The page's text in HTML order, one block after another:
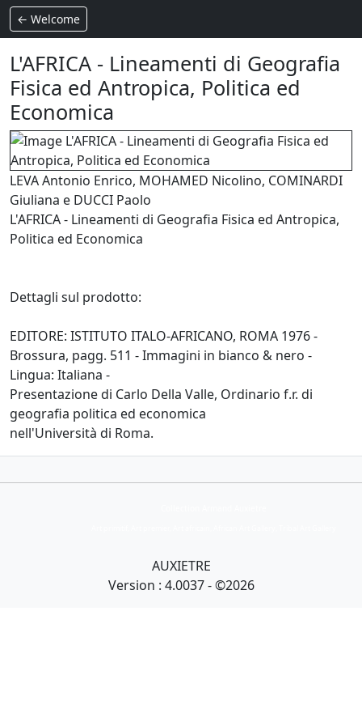
← Welcome
L'AFRICA - Lineamenti di Geografia
Fisica ed Antropica, Politica ed
Economica
LEVA Antonio Enrico, MOHAMED Nicolino, COMINARDI
Giuliana e DUCCI Paolo
L'AFRICA - Lineamenti di Geografia Fisica ed Antropica,
Politica ed Economica
Dettagli sul prodotto:
EDITORE: ISTITUTO ITALO-AFRICANO, ROMA 1976 -
Brossura, pagg. 511 - Immagini in bianco & nero -
Lingua: Italiana -
Presentazione di Carlo Della Valle, Ordinario f.r. di
geografia politica ed economica
nell'Università di Roma.
AUXIETRE
Version : 4.0037 - ©2026